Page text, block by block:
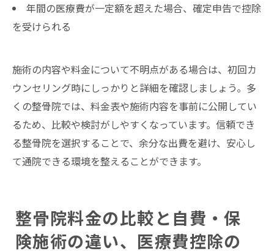
年間の医療費が一定額を超えた場合、確定申告で控除
を受けられる
施術の内容や料金について不明点がある場合は、初回カ
ウンセリング時にしっかりと詳細を確認しましょう。多
くの整骨院では、料金表や施術内容を事前に公開してい
るため、比較や検討がしやすくなっています。信頼でき
る整骨院を選択することで、余分な出費を避け、安心し
て通院できる環境を整えることができます。
整骨院料金の比較と自費・保
険施術の違い、医療費控除の